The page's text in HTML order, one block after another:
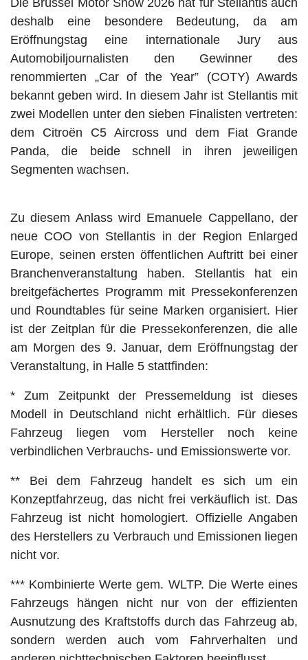
Die Brüssel Motor Show 2026 hat für Stellantis auch
deshalb eine besondere Bedeutung, da am
Eröffnungstag eine internationale Jury aus
Automobiljournalisten den Gewinner des
renommierten „Car of the Year” (COTY) Awards
bekannt geben wird. In diesem Jahr ist Stellantis mit
zwei Modellen unter den sieben Finalisten vertreten:
dem Citroën C5 Aircross und dem Fiat Grande
Panda, die beide schnell in ihren jeweiligen
Segmenten wachsen.
Zu diesem Anlass wird Emanuele Cappellano, der
neue COO von Stellantis in der Region Enlarged
Europe, seinen ersten öffentlichen Auftritt bei einer
Branchenveranstaltung haben. Stellantis hat ein
breitgefächertes Programm mit Pressekonferenzen
und Roundtables für seine Marken organisiert. Hier
ist der Zeitplan für die Pressekonferenzen, die alle
am Morgen des 9. Januar, dem Eröffnungstag der
Veranstaltung, in Halle 5 stattfinden:
* Zum Zeitpunkt der Pressemeldung ist dieses
Modell in Deutschland nicht erhältlich. Für dieses
Fahrzeug liegen vom Hersteller noch keine
verbindlichen Verbrauchs- und Emissionswerte vor.
** Bei dem Fahrzeug handelt es sich um ein
Konzeptfahrzeug, das nicht frei verkäuflich ist. Das
Fahrzeug ist nicht homologiert. Offizielle Angaben
des Herstellers zu Verbrauch und Emissionen liegen
nicht vor.
*** Kombinierte Werte gem. WLTP. Die Werte eines
Fahrzeugs hängen nicht nur von der effizienten
Ausnutzung des Kraftstoffs durch das Fahrzeug ab,
sondern werden auch vom Fahrverhalten und